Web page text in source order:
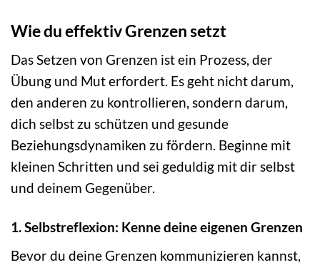
Wie du effektiv Grenzen setzt
Das Setzen von Grenzen ist ein Prozess, der
Übung und Mut erfordert. Es geht nicht darum,
den anderen zu kontrollieren, sondern darum,
dich selbst zu schützen und gesunde
Beziehungsdynamiken zu fördern. Beginne mit
kleinen Schritten und sei geduldig mit dir selbst
und deinem Gegenüber.
1. Selbstreflexion: Kenne deine eigenen Grenzen
Bevor du deine Grenzen kommunizieren kannst,